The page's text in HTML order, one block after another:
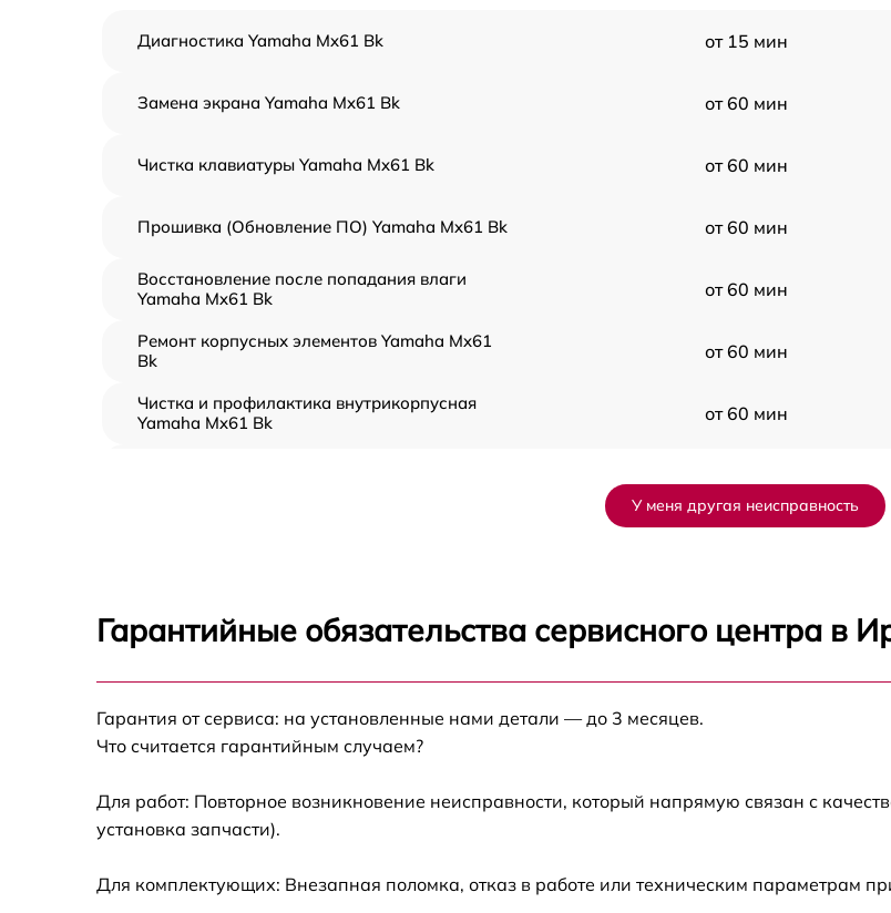
Диагностика Yamaha Mx61 Bk от 15 мин
Замена экрана Yamaha Mx61 Bk от 60 мин
Чистка клавиатуры Yamaha Mx61 Bk от 60 мин
Прошивка (Обновление ПО) Yamaha Mx61 Bk от 60 мин
Восстановление после попадания влаги
Yamaha Mx61 Bk
от 60 мин
Ремонт корпусных элементов Yamaha Mx61
Bk
от 60 мин
Чистка и профилактика внутрикорпусная
Yamaha Mx61 Bk
от 60 мин
Чистка токопроводящих резинок механизма
клавиш Yamaha Mx61 Bk
клавиш Yamaha Mx61 Bk
Восстановление шлейфов и контактов
Ремонт внутренних динамиков Yamaha Mx61
У меня другая неисправность
Гарантийные обязательства сервисного центра в
Гарантия от сервиса: на установленные нами детали — до 3 месяцев.
Что считается гарантийным случаем?
Для работ: Повторное возникновение неисправности, который напрямую связан с
установка запчасти).
Для комплектующих: Внезапная поломка, отказ в работе или техническим параметрам